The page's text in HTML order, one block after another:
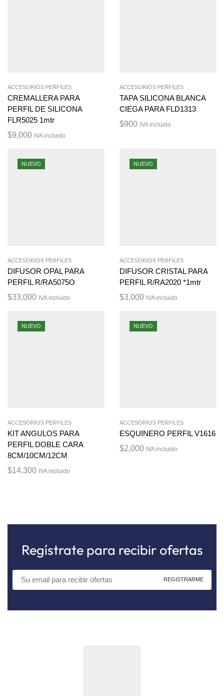
ACCESORIOS PERFILES
CREMALLERA PARA
PERFIL DE SILICONA
FLR5025 1mtr
$9,000 IVA incluido
ACCESORIOS PERFILES
TAPA SILICONA BLANCA
CIEGA PARA FLD1313
$900 IVA incluido
NUEVO
ACCESORIOS PERFILES
DIFUSOR OPAL PARA
PERFIL R/RA5075O
$33,000 IVA incluido
NUEVO
ACCESORIOS PERFILES
DIFUSOR CRISTAL PARA
PERFIL R/RA2020 *1mtr
$3,000 IVA incluido
NUEVO
ACCESORIOS PERFILES
KIT ANGULOS PARA
PERFIL DOBLE CARA
8CM/10CM/12CM
$14,300 IVA incluido
NUEVO
ACCESORIOS PERFILES
ESQUINERO PERFIL V1616
$2,000 IVA incluido
Regístrate para recibir ofertas